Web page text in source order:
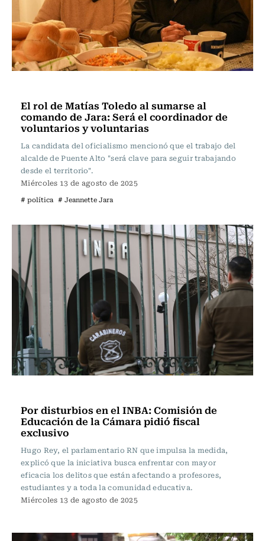
El rol de Matías Toledo al sumarse al
comando de Jara: Será el coordinador de
voluntarios y voluntarias
La candidata del oficialismo mencionó que el trabajo del
alcalde de Puente Alto "será clave para seguir trabajando
desde el territorio".
Miércoles 13 de agosto de 2025
# política # Jeannette Jara
Por disturbios en el INBA: Comisión de
Educación de la Cámara pidió fiscal
exclusivo
Hugo Rey, el parlamentario RN que impulsa la medida,
explicó que la iniciativa busca enfrentar con mayor
eficacia los delitos que están afectando a profesores,
estudiantes y a toda la comunidad educativa.
Miércoles 13 de agosto de 2025